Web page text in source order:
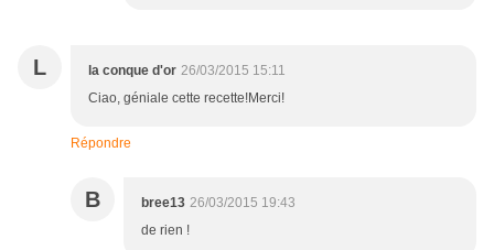
L la conque d'or 26/03/2015 15:11
Ciao, géniale cette recette!Merci!
Répondre
B bree13 26/03/2015 19:43
de rien !